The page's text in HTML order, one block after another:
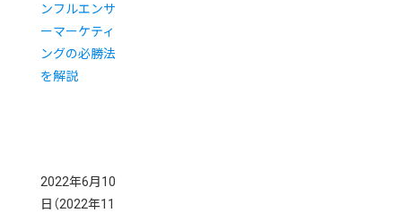
ンフルエンサ
ーマーケティ
ングの必勝法
を解説
2022年6月10
日 （2022年11